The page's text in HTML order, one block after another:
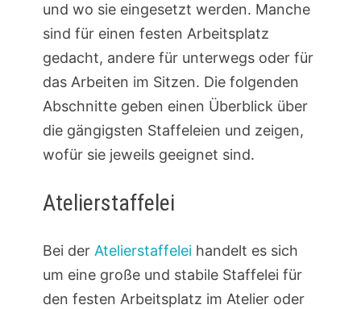
und wo sie eingesetzt werden. Manche
sind für einen festen Arbeitsplatz
gedacht, andere für unterwegs oder für
das Arbeiten im Sitzen. Die folgenden
Abschnitte geben einen Überblick über
die gängigsten Staffeleien und zeigen,
wofür sie jeweils geeignet sind.
Atelierstaffelei
Bei der Atelierstaffeleihandelt es sich
um eine große und stabile Staffelei für
den festen Arbeitsplatz im Atelier oder